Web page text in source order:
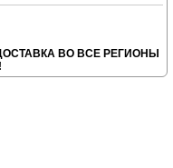
ВО ВСЕ РЕГИОНЫ